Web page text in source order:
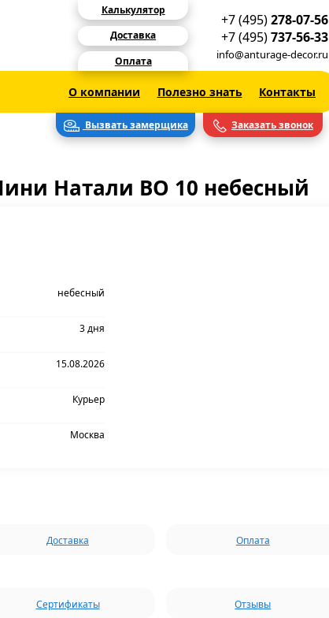
Калькулятор
Доставка
Оплата
+7 (495)278-07-56
+7 (495)737-56-33
info@anturage-decor.ru
О компании Полезно знать Контакты
Вызвать замерщика Заказать звонок
Натали ВО 10 небесный
небесный
3 дня
15.08.2026
Курьер
Москва
Доставка Оплата
Сертификаты Отзывы